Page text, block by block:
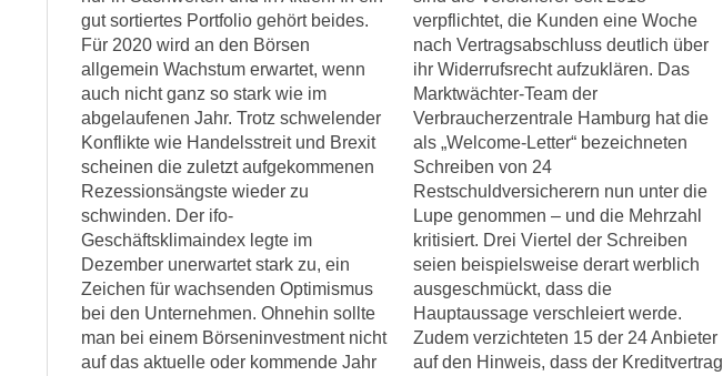
gut sortiertes Portfolio gehört beides.
Für 2020 wird an den Börsen
allgemein Wachstum erwartet, wenn
auch nicht ganz so stark wie im
abgelaufenen Jahr. Trotz schwelender
Konflikte wie Handelsstreit und Brexit
scheinen die zuletzt aufgekommenen
Rezessionsängste wieder zu
schwinden. Der ifo-
Geschäftsklimaindex legte im
Dezember unerwartet stark zu, ein
Zeichen für wachsenden Optimismus
bei den Unternehmen. Ohnehin sollte
man bei einem Börseninvestment nicht
auf das aktuelle oder kommende Jahr
verpflichtet, die Kunden eine Woche
nach Vertragsabschluss deutlich über
ihr Widerrufsrecht aufzuklären. Das
Marktwächter-Team der
Verbraucherzentrale Hamburg hat die
als „Welcome-Letter“ bezeichneten
Schreiben von 24
Restschuldversicherern nun unter die
Lupe genommen – und die Mehrzahl
kritisiert. Drei Viertel der Schreiben
seien beispielsweise derart werblich
ausgeschmückt, dass die
Hauptaussage verschleiert werde.
Zudem verzichteten 15 der 24 Anbieter
auf den Hinweis, dass der Kreditvertrag